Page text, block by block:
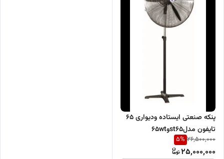
پنکه صنعتی ایستاده ودیواری 65
تایفون مدلst65و65wt
26,500,000
5%
25,000,000